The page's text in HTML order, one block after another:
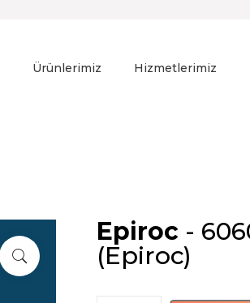
Ürünlerimiz Hizmetlerimiz
Epiroc -
(Epiroc)